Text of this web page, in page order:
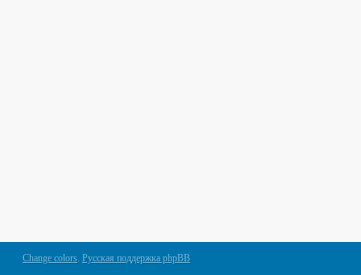
Change colors. Русская поддержка phpBB